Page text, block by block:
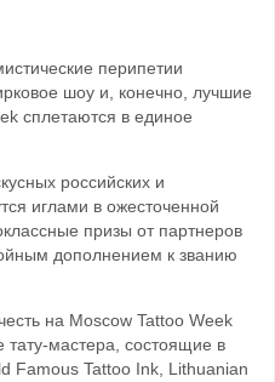
перипетии
шоу и, конечно, лучшие
сплетаются в единое
российских и
иглами в ожесточенной
призы от партнеров
дополнением к званию
на Moscow Tattoo Week
тату-мастера, состоящие в
Famous Tattoo Ink, Lithuanian